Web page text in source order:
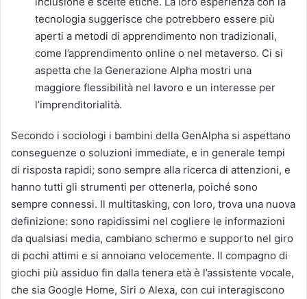
tecnologia suggerisce che potrebbero essere più
aperti a metodi di apprendimento non tradizionali,
come l’apprendimento online o nel metaverso. Ci si
aspetta che la Generazione Alpha mostri una
maggiore flessibilità nel lavoro e un interesse per
l’imprenditorialità.
Secondo i sociologi i bambini della GenAlpha si aspettano
conseguenze o soluzioni immediate, e in generale tempi
di risposta rapidi; sono sempre alla ricerca di attenzioni, e
hanno tutti gli strumenti per ottenerla, poiché sono
sempre connessi. Il multitasking, con loro, trova una nuova
definizione: sono rapidissimi nel cogliere le informazioni
da qualsiasi media, cambiano schermo e supporto nel giro
di pochi attimi e si annoiano velocemente. Il compagno di
giochi più assiduo fin dalla tenera età è l’assistente vocale,
che sia Google Home, Siri o Alexa, con cui interagiscono